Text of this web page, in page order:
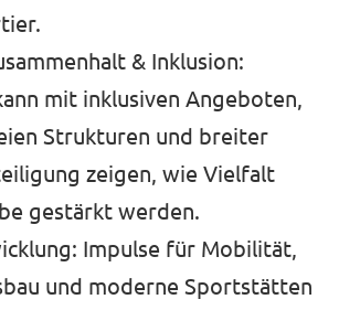
& Inklusion:
mit inklusiven Angeboten,
Strukturen und breiter
zeigen, wie Vielfalt
gestärkt werden.
Impulse für Mobilität,
und moderne Sportstätten